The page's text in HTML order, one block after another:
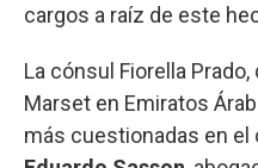
cargos a raíz de este
La cónsul Fiorella
Marset en Emiratos
más cuestionadas en el